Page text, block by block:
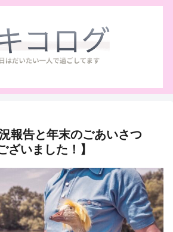
報告と年末のごあいさつ
ざいました！】